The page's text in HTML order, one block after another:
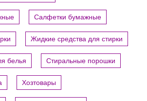
Салфетки бумажные
Жидкие средства для стирки
белья Стиральные порошки
Хозтовары